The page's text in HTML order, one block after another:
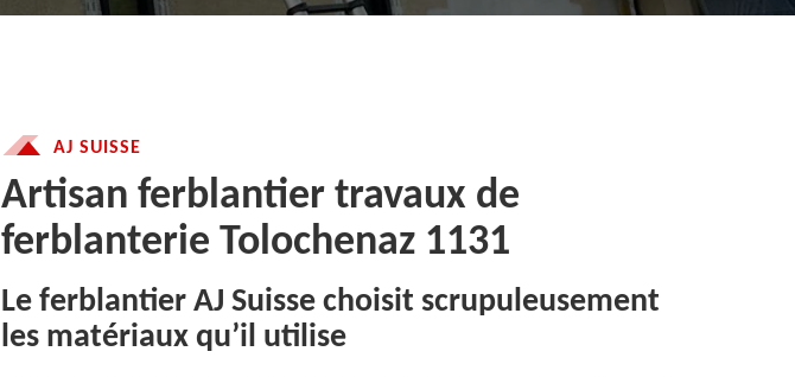
AJ SUISSE
Artisan ferblantier travaux de
ferblanterie Tolochenaz 1131
Le ferblantier AJ Suisse choisit scrupuleusement
les matériaux qu’il utilise